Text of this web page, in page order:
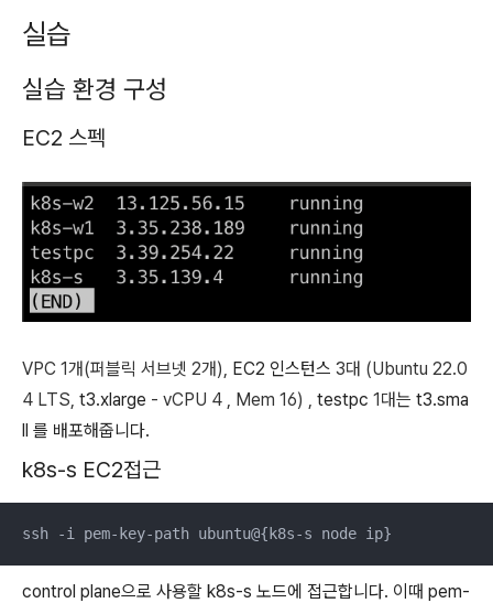
실습
실습 환경 구성
EC2 스펙
VPC 1개(퍼블릭 서브넷 2개), EC2 인스턴스 3대 (Ubuntu 22.0
4 LTS, t3.xlarge - vCPU 4 , Mem 16) , testpc 1대는 t3.sma
ll 를 배포해줍니다.
k8s-s EC2접근
ssh -i pem-key-path ubuntu@{k8s-s node ip}
control plane으로 사용할 k8s-s 노드에 접근합니다. 이때 pem-